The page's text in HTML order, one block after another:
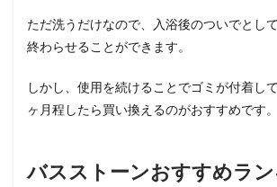
ただ洗うだけなので、入浴後のついでとし
終わらせることができます。
しかし、使用を続けることでゴミが付着し
ヶ月程したら買い換えるのがおすすめです。
バスストーンおすすめラ